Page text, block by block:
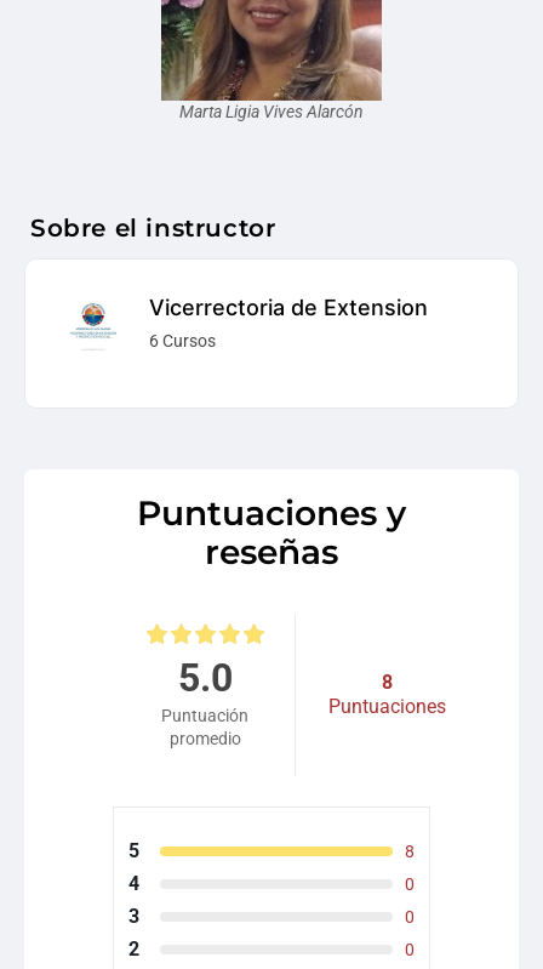
Marta Ligia Vives Alarcón
Sobre el instructor
Vicerrectoria de Extension
6 Cursos
Puntuaciones y
reseñas
5.0
Puntuación
promedio
8
Puntuaciones
5 8
4 0
3 0
2 0